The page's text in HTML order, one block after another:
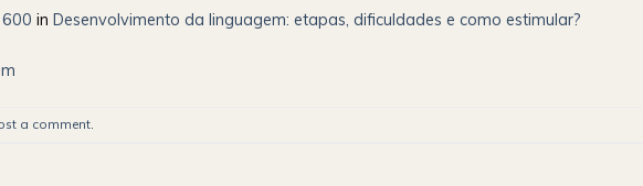
in Desenvolvimento da linguagem: etapas, dificuldades e como estimular?
a comment.